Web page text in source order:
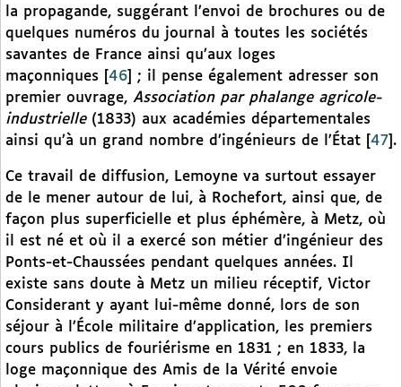
la propagande, suggérant l’envoi de brochures ou de
quelques numéros du journal à toutes les sociétés
savantes de France ainsi qu’aux loges
maçonniques
46
; il pense également adresser son
premier ouvrage, Association par phalange agricole-
industrielle(1833) aux académies départementales
ainsi qu’à un grand nombre d’ingénieurs de l’État
47 .
Ce travail de diffusion, Lemoyne va surtout essayer
de le mener autour de lui, à Rochefort, ainsi que, de
façon plus superficielle et plus éphémère, à Metz, où
il est né et où il a exercé son métier d’ingénieur des
Ponts-et-Chaussées pendant quelques années. Il
existe sans doute à Metz un milieu réceptif, Victor
Considerant y ayant lui-même donné, lors de son
séjour à l’École militaire d’application, les premiers
cours publics de fouriérisme en 1831 ; en 1833, la
loge maçonnique des Amis de la Vérité envoie